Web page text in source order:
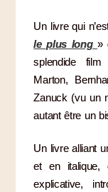
Un livre qui
le plus long »
splendide
Marton,
Zanuck (vu un
autant être un
Un livre alliant
et en italique,
explicative,